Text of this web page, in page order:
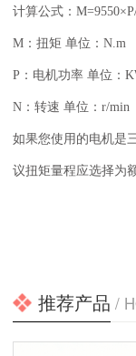
计算公式：
M：扭矩 单位：N.m
P：电机功率 单位：
N：转速 单位：r/min
如果您使用的电机是
议扭矩量程应选择为
推荐产品 /